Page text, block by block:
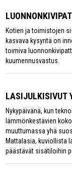
Kotien ja toimistojen
kasvava kysyntä on
toimiva
kuumennusvastus.
LASIJULKISIVUT
Nykypäivänä, kun
lämmönkestävien
muuttumassa yhä
Mattalasia, kuviollista
päästävät sisätiloihin